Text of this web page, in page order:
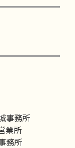
事務所
業所
務所